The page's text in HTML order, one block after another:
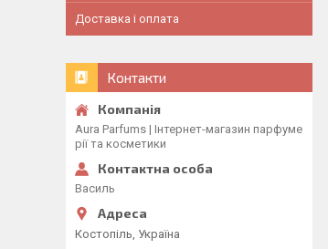
Доставка і оплата
Контакти
Aura Parfums | Інтернет-магазин парфуме
рії та косметики
Василь
Костопіль, Україна